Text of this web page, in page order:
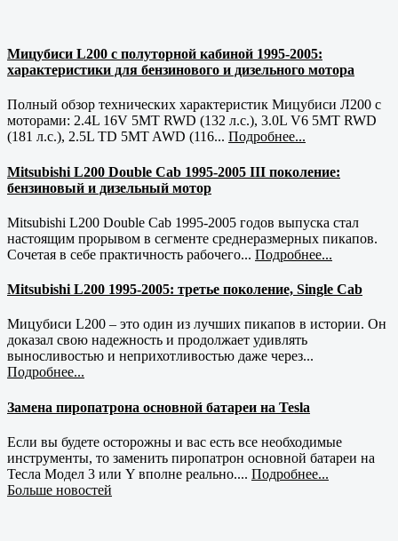
Мицубиси L200 с полуторной кабиной 1995-2005:
характеристики для бензинового и дизельного мотора
Полный обзор технических характеристик Мицубиси Л200 с
моторами: 2.4L 16V 5MT RWD (132 л.с.), 3.0L V6 5MT RWD
(181 л.с.), 2.5L TD 5MT AWD (116... Подробнее...
Mitsubishi L200 Double Cab 1995-2005 III поколение:
бензиновый и дизельный мотор
Mitsubishi L200 Double Cab 1995-2005 годов выпуска стал
настоящим прорывом в сегменте среднеразмерных пикапов.
Сочетая в себе практичность рабочего... Подробнее...
Mitsubishi L200 1995-2005: третье поколение, Single Cab
Мицубиси L200 – это один из лучших пикапов в истории. Он
доказал свою надежность и продолжает удивлять
выносливостью и неприхотливостью даже через...
Подробнее...
Замена пиропатрона основной батареи на Tesla
Если вы будете осторожны и вас есть все необходимые
инструменты, то заменить пиропатрон основной батареи на
Тесла Модел 3 или Y вполне реально.... Подробнее...
Больше новостей